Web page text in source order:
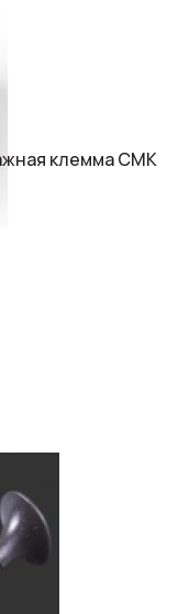
клемма СМК